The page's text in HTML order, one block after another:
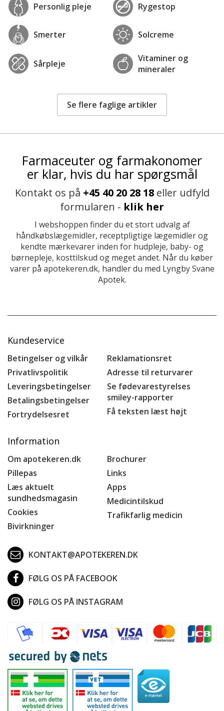
Personlig pleje Rygestop
Smerter Solcreme
Sårpleje
Vitaminer og
mineraler
Se flere faglige artikler
Farmaceuter og farmakonomer
er klar, hvis du har spørgsmål
Kontakt os på +45 40 20 28 18eller udfyld
formularen - klik her
I webshoppen finder du et stort udvalg af
håndkøbslægemidler, receptpligtige lægemidler og
kendte mærkevarer inden for hudpleje, baby- og
børnepleje, kosttilskud og meget andet. Når du køber
varer på apotekeren.dk, handler du med Lyngby Svane
Apotek.
Kundeservice
Betingelser og vilkår
Privatlivspolitik
Leveringsbetingelser
Betalingsbetingelser
Fortrydelsesret
Reklamationsret
Adresse til returvarer
Se fødevarestyrelses
smiley-rapporter
Få teksten læst højt
Information
Om apotekeren.dk
Pillepas
Læs aktuelt
sundhedsmagasin
Cookies
Bivirkninger
Brochurer
Links
Apps
Medicintilskud
Trafikfarlig medicin
KONTAKT@APOTEKEREN.DK
FØLG OS PÅ FACEBOOK
FØLG OS PÅ INSTAGRAM